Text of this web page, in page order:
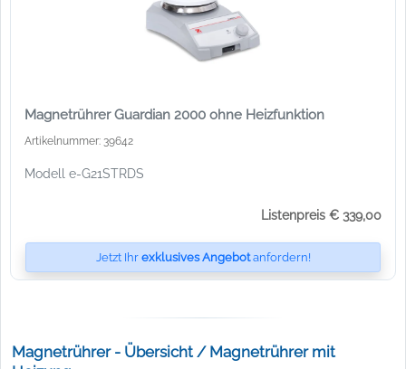
Magnetrührer Guardian 2000 ohne Heizfunktion
Artikelnummer: 39642
Modell e-G21STRDS
Listenpreis € 339,00
Jetzt Ihr exklusives Angebotanfordern!
Magnetrührer - Übersicht / Magnetrührer mit